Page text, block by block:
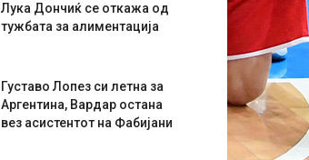
Лука Дончиќ се откажа од
тужбата за алиментација
Густаво Лопез си летна за
Аргентина, Вардар остана
вез асистентот на Фабијани